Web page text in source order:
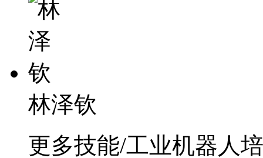
林泽钦
更多技能/工业机器人